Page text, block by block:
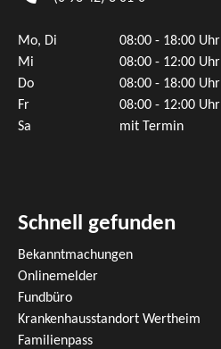
Mo, Di
08:00 - 18:00 Uhr
Mi
08:00 - 12:00 Uhr
Do
08:00 - 18:00 Uhr
Fr
08:00 - 12:00 Uhr
Sa
mit Termin
Schnell gefunden
Bekanntmachungen
Onlinemelder
Fundbüro
Krankenhausstandort Wertheim
Familienpass